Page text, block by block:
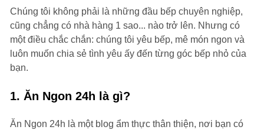
Chúng tôi không phải là những đầu bếp chuyên nghiệp,
cũng chẳng có nhà hàng 1 sao... nào trở lên. Nhưng có
một điều chắc chắn: chúng tôi yêu bếp, mê món ngon và
luôn muốn chia sẻ tình yêu ấy đến từng góc bếp nhỏ của
bạn.
1. Ăn Ngon 24h là gì?
Ăn Ngon 24h là một blog ẩm thực thân thiện, nơi bạn có